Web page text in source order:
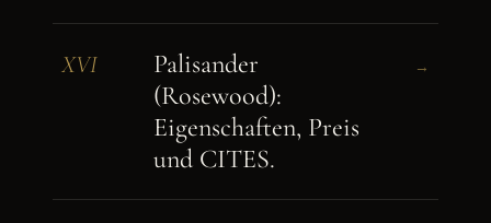
XVI
Palisander
(Rosewood):
Eigenschaften, Preis
und CITES.
→